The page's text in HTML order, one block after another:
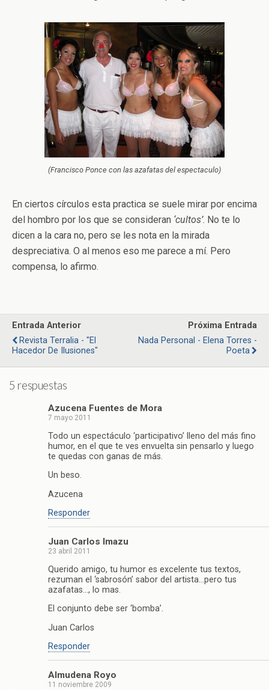
(Francisco Ponce con las azafatas del espectaculo)
En ciertos círculos esta practica se suele mirar por encima
del hombro por los que se consideran ‘cultos’. No te lo
dicen a la cara no, pero se les nota en la mirada
despreciativa. O al menos eso me parece a mí. Pero
compensa, lo afirmo.
Entrada Anterior
Revista Terralia - "El
Hacedor De Ilusiones"
Próxima Entrada
Nada Personal - Elena Torres -
Poeta
5 respuestas
Azucena Fuentes de Mora
7 mayo 2011
Todo un espectáculo ‘participativo’ lleno del más fino
humor, en el que te ves envuelta sin pensarlo y luego
te quedas con ganas de más.
Un beso.
Azucena
Responder
Juan Carlos Imazu
23 abril 2011
Querido amigo, tu humor es excelente tus textos,
rezuman el ‘sabrosón’ sabor del artista…pero tus
azafatas…, lo mas.
El conjunto debe ser ‘bomba’.
Juan Carlos
Responder
Almudena Royo
11 noviembre 2009